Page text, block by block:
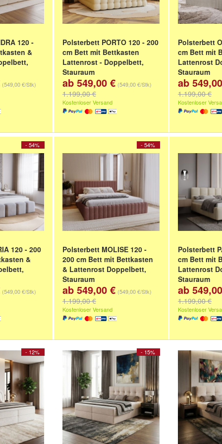
120 -
&
200 x 200
AMOR
3
(549,00 €/Stk)
Polsterbett PORTO 120 - 200
cm Bett mit Bettkasten
Lattenrost - Doppelbett,
Stauraum
120/140/160/180/200 x 200
cm
Farbe:SILVER GRAU, AMOR
VELVET 4318und
ab 549,00 € (549,00 €/Stk)
1.199,00 €
Kostenloser Versand
Polsterbett
cm Bett mit
Lattenrost
Stauraum
120/140/
cm
Farbe:
GRAU,
ab
1.199,00 €
Kostenloser
- 54%
120 - 200
&
200 x 200
AMOR
(549,00 €/Stk)
- 54%
Polsterbett MOLISE 120 -
200 cm Bett mit Bettkasten
& Lattenrost Doppelbett,
Stauraum
120/140/160/180/200 x 200
cm
Farbe:Rosa, BALOO 2071
Beige, BALOO 2074
ab 549,00 € (549,00 €/Stk)
1.199,00 €
Kostenloser Versand
Polsterbett
cm Bett mit
Lattenrost
Stauraum
120/140/
cm
Farbe:
VELVET 4323
ab
1.199,00 €
Kostenloser
- 12% - 15%